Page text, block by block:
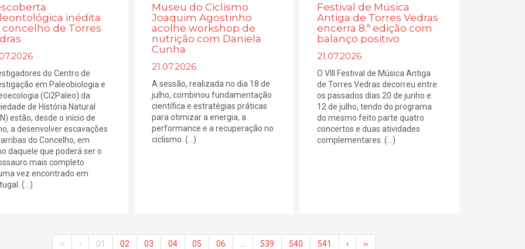
inédita
concelho de Torres
do Centro de
em Paleobiologia e
(Ci2Paleo) da
de História Natural
estão, desde o início de
a desenvolver escavações
do Concelho, em
daquele que poderá ser o
mais completo
vez encontrado em
(...)
Museu do Ciclismo
Joaquim Agostinho
acolhe workshop de
nutrição com Daniela
Cunha
21.07.2026
A sessão, realizada no dia 18 de
julho, combinou fundamentação
científica e estratégias práticas
para otimizar a energia, a
performance e a recuperação no
ciclismo. (...)
Festival de Música
Antiga de Torres Vedras
encerra 8.ª edição com
balanço positivo
21.07.2026
O VIII Festival de Música Antiga
de Torres Vedras decorreu entre
os passados dias 20 de junho e
12 de julho, tendo do programa
do mesmo feito parte quatro
concertos e duas atividades
complementares. (...)
‹‹ ‹ 01 02 03 04 05 06 539 540 541 › ››